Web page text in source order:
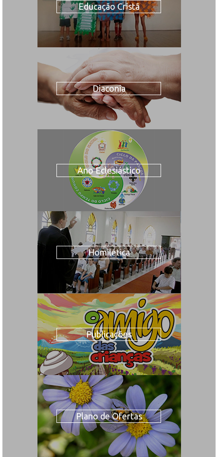
Educação Cristã
Diaconia
Ano Eclesiástico
Homilética
Publicações
Plano de Ofertas